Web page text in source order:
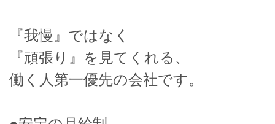
『我慢』ではなく
『頑張り』を見てくれる、
働く人第一優先の会社です。